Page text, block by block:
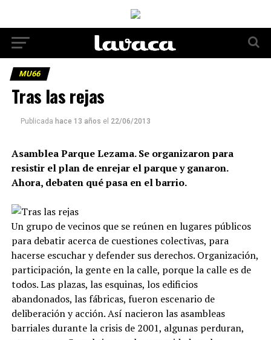
MU66
Tras las rejas
Publicada hace 13 años el 22/06/2013
Asamblea Parque Lezama. Se organizaron para
resistir el plan de enrejar el parque y ganaron.
Ahora, debaten qué pasa en el barrio.
Un grupo de vecinos que se reúnen en lugares públicos
para debatir acerca de cuestiones colectivas, para
hacerse escuchar y defender sus derechos. Organización,
participación, la gente en la calle, porque la calle es de
todos. Las plazas, las esquinas, los edificios
abandonados, las fábricas, fueron escenario de
deliberación y acción. Así nacieron las asambleas
barriales durante la crisis de 2001, algunas perduran,